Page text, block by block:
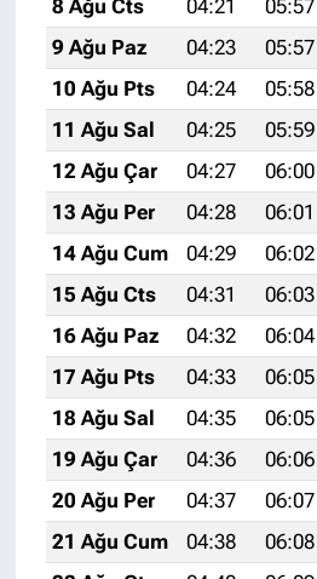
8 Ağu Cts
04:21 05:57
9 Ağu Paz
04:23 05:57
10 Ağu Pts
04:24 05:58
11 Ağu Sal
04:25 05:59
12 Ağu Çar
04:27 06:00
13 Ağu Per
04:28 06:01
14 Ağu Cum
04:29 06:02
15 Ağu Cts
04:31 06:03
16 Ağu Paz
04:32 06:04
17 Ağu Pts
04:33 06:05
18 Ağu Sal
04:35 06:05
19 Ağu Çar
04:36 06:06
20 Ağu Per
04:37 06:07
21 Ağu Cum
04:38 06:08